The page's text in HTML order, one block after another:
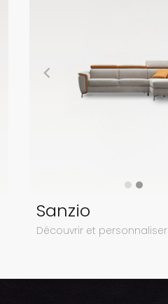
Sanzio
Découvrir et personnaliser